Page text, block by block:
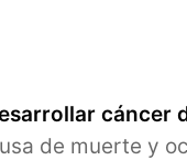
cáncer
de muerte y